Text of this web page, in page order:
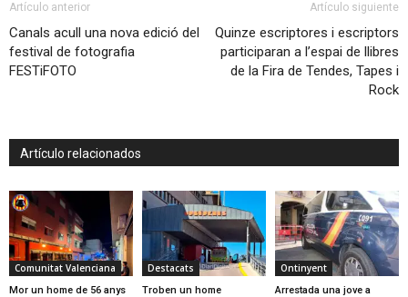
Artículo anterior
Canals acull una nova edició del
festival de fotografia
FESTiFOTO
Artículo siguiente
Quinze escriptores i escriptors
participaran a l’espai de llibres
de la Fira de Tendes, Tapes i
Rock
Artículo relacionados
Comunitat Valenciana
Mor un home de 56 anys
Destacats
Troben un home
Ontinyent
Arrestada una jove a